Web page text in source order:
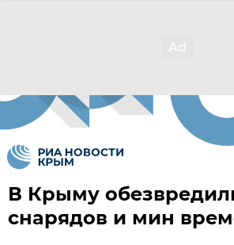
В Крыму
снарядов и мин